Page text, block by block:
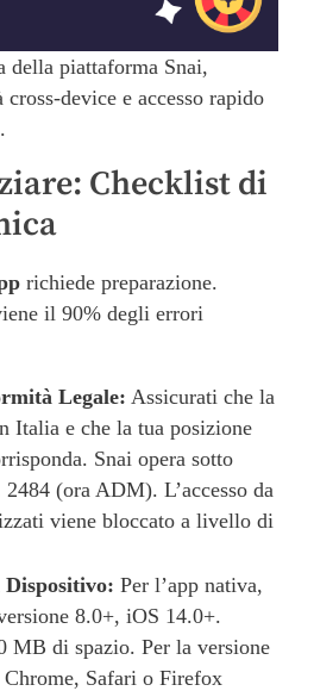
della piattaforma Snai,
device e accesso rapido
Checklist di
richiede preparazione.
il 90% degli errori
Legale: Assicurati che la
Italia e che la tua posizione
Snai opera sotto
(ora ADM). L’accesso da
viene bloccato a livello di
Dispositivo: Per l’app nativa,
8.0+, iOS 14.0+.
MB di spazio. Per la versione
Chrome, Safari o Firefox